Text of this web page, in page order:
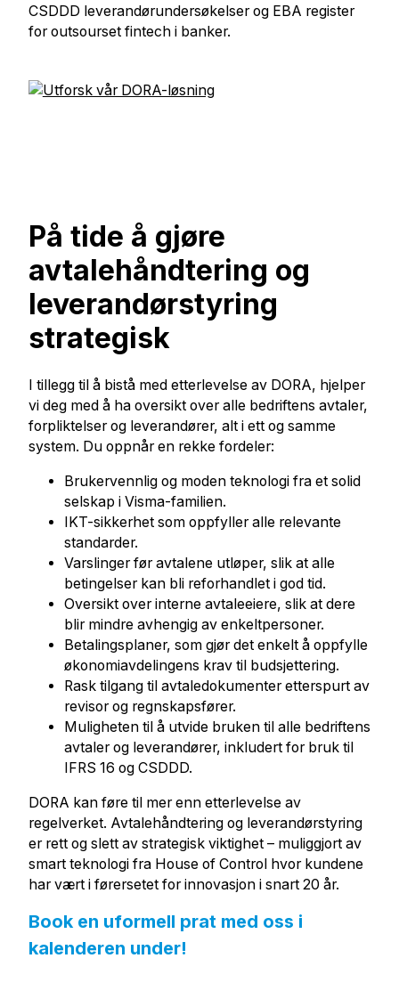
CSDDD leverandørundersøkelser og EBA register
for outsourset fintech i banker.
På tide å gjøre
avtalehåndtering og
leverandørstyring
strategisk
I tillegg til å bistå med etterlevelse av DORA, hjelper
vi deg med å ha oversikt over alle bedriftens avtaler,
forpliktelser og leverandører, alt i ett og samme
system. Du oppnår en rekke fordeler:
Brukervennlig og moden teknologi fra et solid
selskap i Visma-familien.
IKT-sikkerhet som oppfyller alle relevante
standarder.
Varslinger før avtalene utløper, slik at alle
betingelser kan bli reforhandlet i god tid.
Oversikt over interne avtaleeiere, slik at dere
blir mindre avhengig av enkeltpersoner.
Betalingsplaner, som gjør det enkelt å oppfylle
økonomiavdelingens krav til budsjettering.
Rask tilgang til avtaledokumenter etterspurt av
revisor og regnskapsfører.
Muligheten til å utvide bruken til alle bedriftens
avtaler og leverandører, inkludert for bruk til
IFRS 16 og CSDDD.
DORA kan føre til mer enn etterlevelse av
regelverket. Avtalehåndtering og leverandørstyring
er rett og slett av strategisk viktighet – muliggjort av
smart teknologi fra House of Control hvor kundene
har vært i førersetet for innovasjon i snart 20 år.
Book en uformell prat med oss i
kalenderen under!